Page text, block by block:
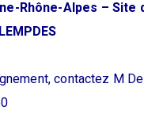
Rhône-Alpes – Site
contactez M